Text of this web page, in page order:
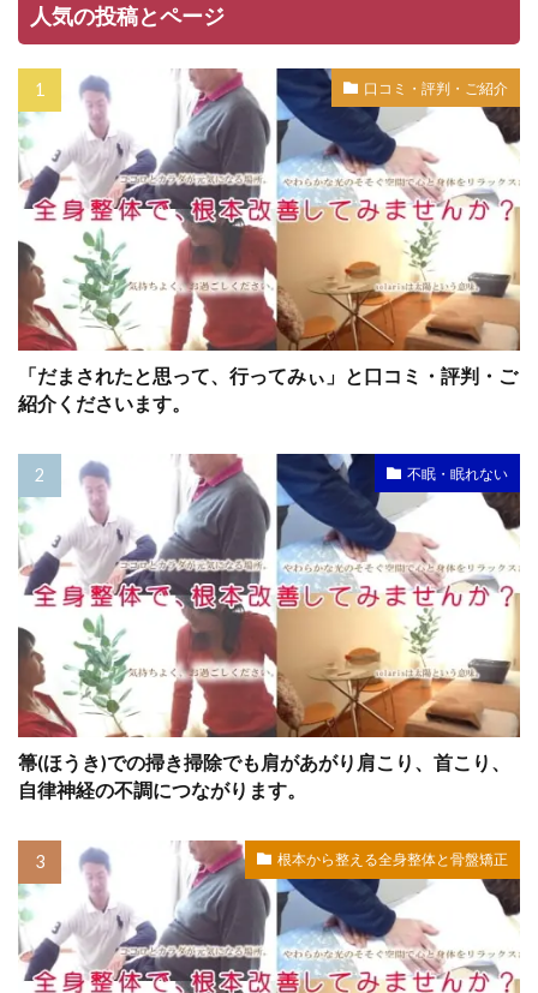
人気の投稿とページ
口コミ・評判・ご紹介
「だまされたと思って、行ってみぃ」と口コミ・評判・ご
紹介くださいます。
不眠・眠れない
箒(ほうき)での掃き掃除でも肩があがり肩こり、首こり、
自律神経の不調につながります。
根本から整える全身整体と骨盤矯正